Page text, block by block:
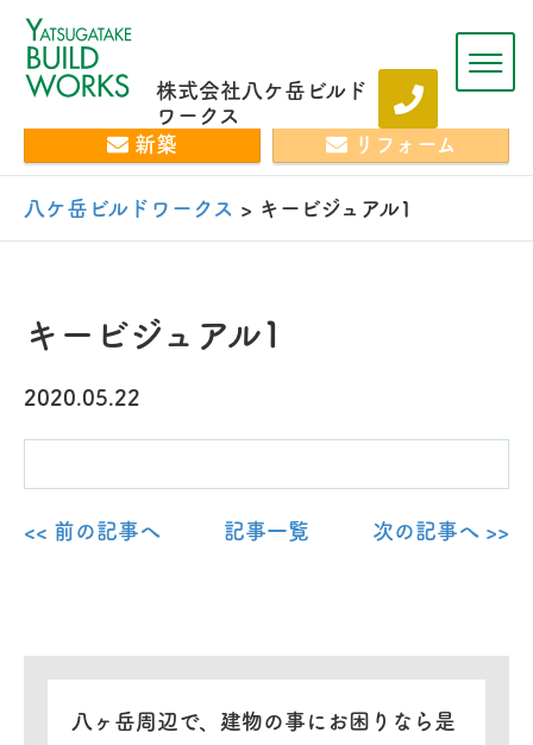
株式会社八ケ岳ビルド
ワークス
新築
リフォーム
八ケ岳ビルドワークス > キービジュアル1
キービジュアル1
2020.05.22
<< 前の記事へ 記事一覧 次の記事へ >>
八ヶ岳周辺で、建物の事にお困りなら是